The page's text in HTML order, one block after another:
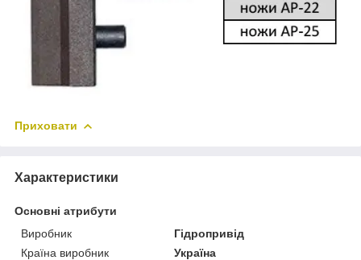
Приховати
Характеристики
Основні атрибути
Виробник
Гідропривід
Країна виробник
Україна